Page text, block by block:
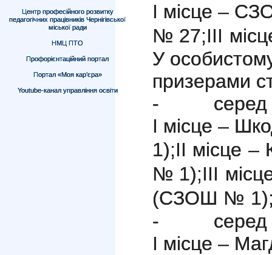
Центр професійного розвитку
педагогічних працівників Чернігівської
міської ради
НМЦ ПТО
Профорієнтаційний портал
Портал «Моя кар’єра»
Youtube-канал управління освіти
І місце –
№ 27;ІІІ
У
призерами
- серед
І місце –
1);ІІ місце
№ 1);ІІІ
(СЗОШ №
- серед
І місце –